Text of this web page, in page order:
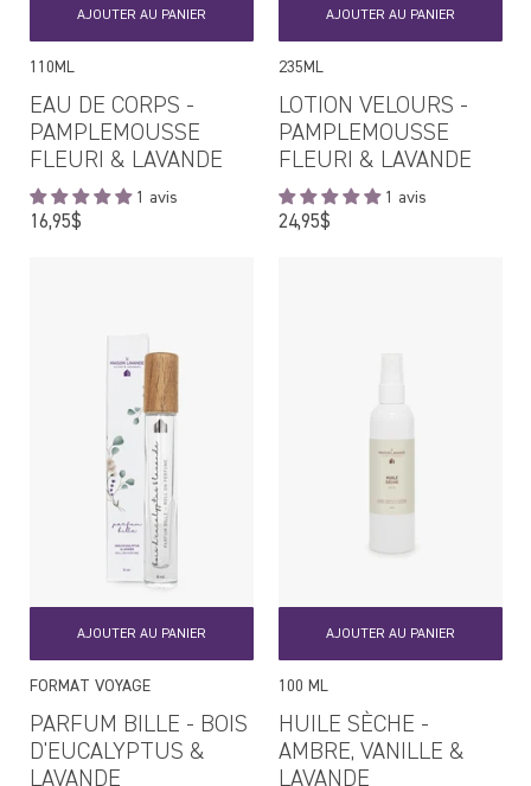
AJOUTER AU PANIER
110ML
EAU DE CORPS -
PAMPLEMOUSSE
FLEURI & LAVANDE
1 avis
16,95$Prix
AJOUTER AU PANIER
235ML
LOTION VELOURS -
PAMPLEMOUSSE
FLEURI & LAVANDE
1 avis
24,95$Prix
AJOUTER AU PANIER
FORMAT VOYAGE
PARFUM BILLE - BOIS
D'EUCALYPTUS &
LAVANDE
AJOUTER AU PANIER
100 ML
HUILE SÈCHE -
AMBRE, VANILLE &
LAVANDE